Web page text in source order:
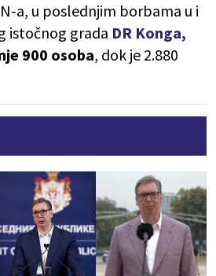
a, u poslednjim borbama u i
istočnog grada DR Konga,
900 osoba, dok je 2.880